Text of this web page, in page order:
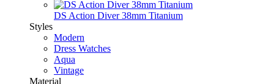
DS Action Diver 38mm Titanium
Styles
Modern
Dress Watches
Aqua
Vintage
Material